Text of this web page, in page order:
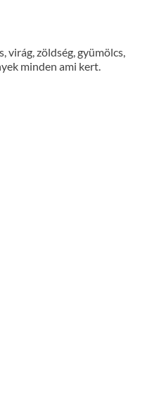
virág, zöldség, gyümölcs,
minden ami kert.